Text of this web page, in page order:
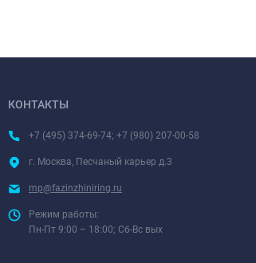
КОНТАКТЫ
+7 (495) 374-69-74; +7 (980) 207-00-58
г. Москва, Песчаный карьер д.3
mp@fazinzhiniring.ru
Режим работы:
Пн-Пт 9:00 – 18:00; Сб-Вс вых